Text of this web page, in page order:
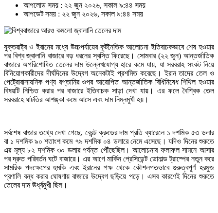
আপলোড সময় : ২২ জুন ২০২৬, সকাল ৯:৪৪ সময়
আপডেট সময় : ২২ জুন ২০২৬, সকাল ৯:৪৪ সময়
যুক্তরাষ্ট্র ও ইরানের মধ্যে উচ্চপর্যায়ের কূটনৈতিক আলোচনা ইতিবাচকভাবে শেষ হওয়ার
পর বিশ্ব জ্বালানি বাজারে বড় ধরনের স্বস্তি ফিরেছে। সোমবার (২২ জুন) আন্তর্জাতিক
বাজারে অপরিশোধিত তেলের দাম উল্লেখযোগ্য হারে কমে যায়, যা সরবরাহ সংকট নিয়ে
বিনিয়োগকারীদের দীর্ঘদিনের উদ্বেগ অনেকটাই প্রশমিত করেছে। ইরান তাদের তেল ও
পেট্রোরাসায়নিক পণ্য রপ্তানির ওপর আরোপিত আন্তর্জাতিক বিধিনিষেধ শিথিল হওয়ার
বিষয়টি নিশ্চিত করার পর বাজারে ইতিবাচক সাড়া দেখা যায়। এর ফলে বৈশ্বিক তেল
সরবরাহে ঘাটতির আশঙ্কা কমে আসে এবং দাম নিম্নমুখী হয়।
সর্বশেষ বাজার তথ্যে দেখা গেছে, ব্রেন্ট ক্রুডের দাম প্রতি ব্যারেলে ১ দশমিক ৫৩ ডলার
বা ১ দশমিক ৯০ শতাংশ কমে ৭৯ দশমিক ০৪ ডলারে নেমে এসেছে। যদিও দিনের শুরুতে
এর মূল্য ৮২ দশমিক ৩০ ডলার পর্যন্ত পৌঁছেছিল। আলোচনার ফলাফল সামনে আসার
পর দ্রুত পরিবর্তন ঘটে বাজারে। এর আগে মার্কিন প্রেসিডেন্ট ডোনাল্ড ট্রাম্পের নতুন করে
সামরিক পদক্ষেপের হুমকি এবং ইরানের পক্ষ থেকে কৌশলগতভাবে গুরুত্বপূর্ণ হরমুজ
প্রণালি বন্ধ করার ঘোষণায় বাজারে উদ্বেগ ছড়িয়ে পড়ে। এসব কারণেই দিনের শুরুতে
তেলের দাম ঊর্ধ্বমুখী ছিল।